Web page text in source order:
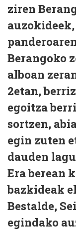
ziren
Berangoko
alboan
2etan,
egoitza
sortzen,
egin zuten
dauden
Era berean
bazkideak
Bestalde,
egindako